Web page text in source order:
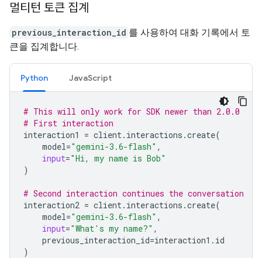
멀티턴 토큰 집계
previous_interaction_id 를 사용하여 대화 기록에서 토
큰을 집계합니다.
Python JavaScript
# This will only work for SDK newer than 2.0.0
# First interaction
interaction1
= client. interactions .create(
model="gemini-3.6-flash" ,
input="Hi, my name is Bob"
)
# Second interaction continues the conversation
interaction2 = client. interactions .create(
model="gemini-3.6-flash" ,
input="What's my name?" ,
previous_interaction_id=interaction1 . id
)